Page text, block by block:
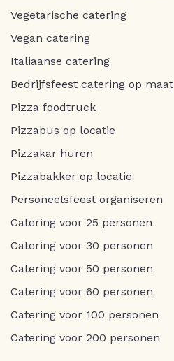
Vegetarische catering
Vegan catering
Italiaanse catering
Bedrijfsfeest catering op maat
Pizza foodtruck
Pizzabus op locatie
Pizzakar huren
Pizzabakker op locatie
Personeelsfeest organiseren
Catering voor 25 personen
Catering voor 30 personen
Catering voor 50 personen
Catering voor 60 personen
Catering voor 100 personen
Catering voor 200 personen